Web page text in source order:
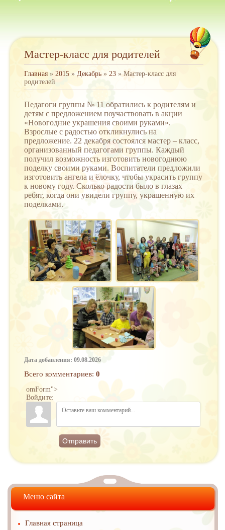
Мастер-класс для родителей
Главная» 2015 » Декабрь » 23 » Мастер-класс для
родителей
Педагоги группы № 11 обратились к родителям и
детям с предложением поучаствовать в акции
«Новогодние украшения своими руками».
Взрослые с радостью откликнулись на
предложение. 22 декабря состоялся мастер – класс,
организованный педагогами группы. Каждый
получил возможность изготовить новогоднюю
поделку своими руками. Воспитатели предложили
изготовить ангела и ёлочку, чтобы украсить группу
к новому году. Сколько радости было в глазах
ребят, когда они увидели группу, украшенную их
поделками.
Дата добавления: 09.08.2026
Всего комментариев: 0
omForm">
Войдите:
Отправить
Меню сайта
Главная страница